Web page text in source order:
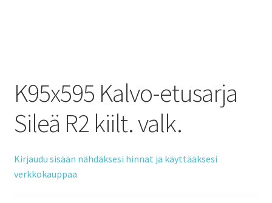
K95x595 Kalvo-etusarja
Sileä R2 kiilt. valk.
Kirjaudu sisään nähdäksesi hinnat ja käyttääksesi
verkkokauppaa